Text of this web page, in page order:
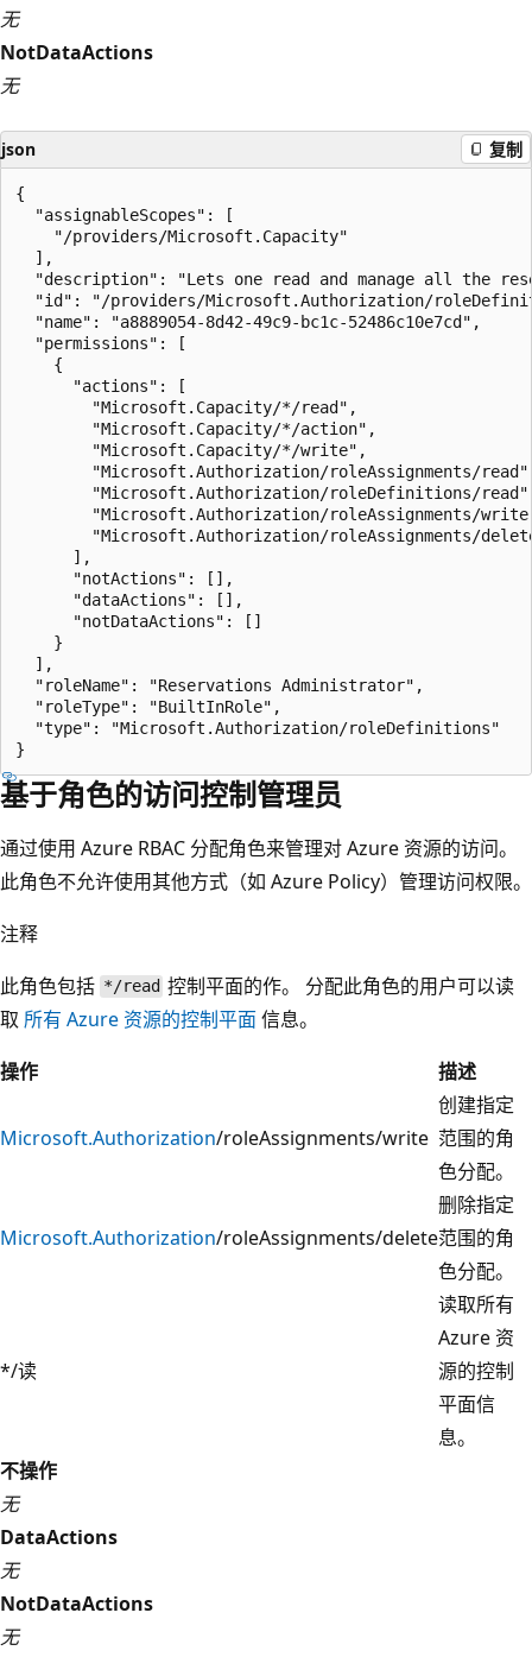
无
NotDataActions
无
json 复制
{
  "assignableScopes": [
    "/providers/Microsoft.Capacity"
  ],
"description": "Lets one read and manage all the
"id": "/providers/Microsoft.Authorization/
  "name": "a8889054-8d42-49c9-bc1c-52486c10e7cd",
  "permissions": [
    {
      "actions": [
        "Microsoft.Capacity/*/read",
        "Microsoft.Capacity/*/action",
        "Microsoft.Capacity/*/write",
"Microsoft.Authorization/roleAssignments/
"Microsoft.Authorization/roleDefinitions/
"Microsoft.Authorization/roleAssignments/
"Microsoft.Authorization/roleAssignments/
      ],
      "notActions": [],
      "dataActions": [],
      "notDataActions": []
    }
  ],
  "roleName": "Reservations Administrator",
  "roleType": "BuiltInRole",
  "type": "Microsoft.Authorization/roleDefinitions"
基于角色的访问控制管理员
通过使用 Azure RBAC 分配角色来管理对 Azure 资源的访问。
此角色不允许使用其他方式（如 Azure Policy）管理访问权限。
注释
此角色包括 */read 控制平面的作。 分配此角色的用户可以读
取 所有 Azure 资源的控制平面信息。
操作
描述
Microsoft.Authorization/roleAssignments/write
创建指定
范围的角
色分配。
Microsoft.Authorization/roleAssignments/delete
删除指定
范围的角
色分配。
*/读
读取所有
Azure 资
源的控制
平面信
息。
不操作
无
DataActions
无
NotDataActions
无